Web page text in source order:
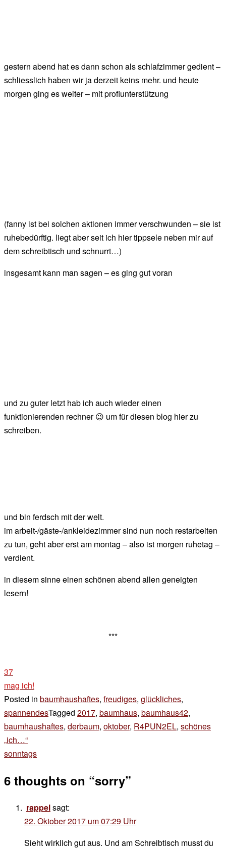
gestern abend hat es dann schon als schlafzimmer gedient –
schliesslich haben wir ja derzeit keins mehr. und heute
morgen ging es weiter – mit profiunterstützung
(fanny ist bei solchen aktionen immer verschwunden – sie ist
ruhebedürftig. liegt aber seit ich hier tippsele neben mir auf
dem schreibtisch und schnurrt…)
insgesamt kann man sagen – es ging gut voran
und zu guter letzt hab ich auch wieder einen
funktionierenden rechner 😉 um für diesen blog hier zu
schreiben.
und bin ferdsch mit der welt.
im arbeit-/gäste-/ankleidezimmer sind nun noch restarbeiten
zu tun, geht aber erst am montag – also ist morgen ruhetag –
verdient.
in diesem sinne einen schönen abend allen geneigten
lesern!
***
37
mag ich!
Posted in baumhaushaftes, freudiges, glückliches,
spannendesTagged 2017, baumhaus, baumhaus42,
baumhaushaftes, derbaum, oktober, R4PUN2EL, schönes
Beitragsnavigation
„ich…“
sonntags
6 thoughts on “sorry”
rappelsagt:
22. Oktober 2017 um 07:29 Uhr
Sieht wirklich gut aus. Und am Schreibtisch musst du